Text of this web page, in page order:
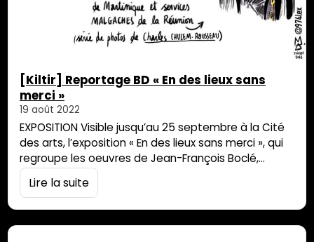
[Kiltir] Reportage BD « En des lieux sans
merci »
19 août 2022
EXPOSITION Visible jusqu’au 25 septembre à la Cité
des arts, l’exposition « En des lieux sans merci », qui
regroupe les oeuvres de Jean-François Boclé,
Charles Chulem Rousseau, Nathalie Muchamad &
Myriam Omar Awadi, a inspiré le journaliste
Lire la suite